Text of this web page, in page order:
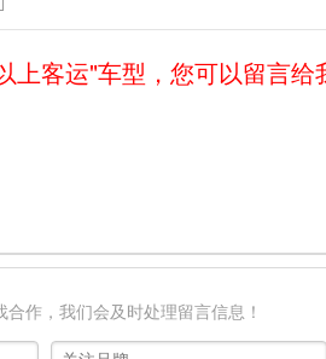
上客运"车型，您可以留言给
作，我们会及时处理留言信息！